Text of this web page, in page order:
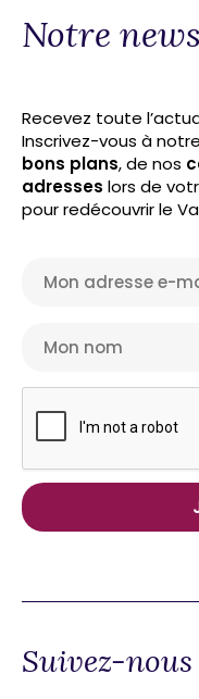
Notre
Recevez toute
Inscrivez-vous à
bons plans, de nos
adresses lors de
pour redécouvrir le
Suivez-nous